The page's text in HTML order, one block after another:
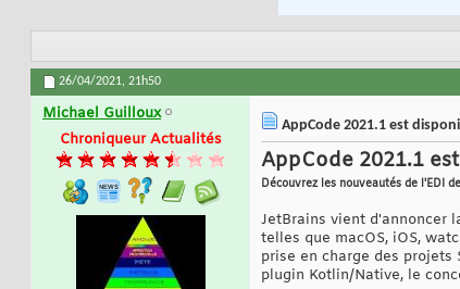
26/04/2021, 21h50
Michael Guilloux
Chroniqueur Actualités
AppCode 2021.1 est
AppCode 2021.1
Découvrez les nouveautés de l'EDI
JetBrains vient d'annoncer
telles que macOS, iOS,
prise en charge des
plugin Kotlin/Native, le